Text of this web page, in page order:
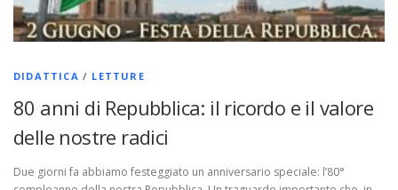
DIDATTICA / LETTURE
80 anni di Repubblica: il ricordo e il valore
delle nostre radici
Due giorni fa abbiamo festeggiato un anniversario speciale: l’80°